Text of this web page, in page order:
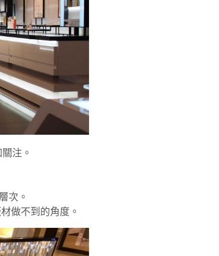
注。
次。
做不到的角度。